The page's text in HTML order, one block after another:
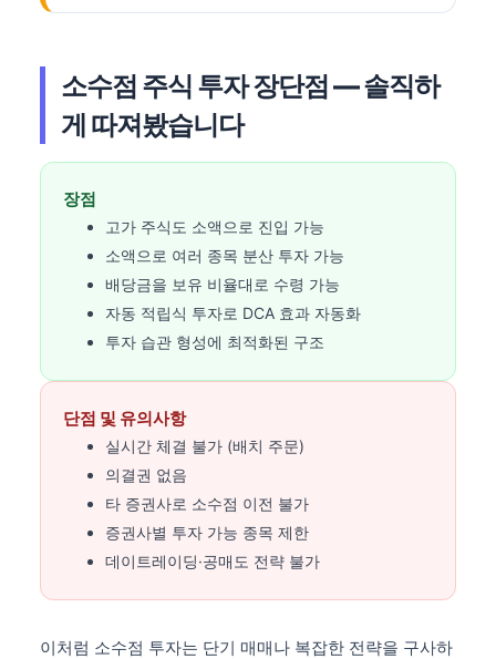
소수점 주식 투자 장단점 — 솔직하
게 따져봤습니다
장점
고가 주식도 소액으로 진입 가능
소액으로 여러 종목 분산 투자 가능
배당금을 보유 비율대로 수령 가능
자동 적립식 투자로 DCA 효과 자동화
투자 습관 형성에 최적화된 구조
단점 및 유의사항
실시간 체결 불가 (배치 주문)
의결권 없음
타 증권사로 소수점 이전 불가
증권사별 투자 가능 종목 제한
데이트레이딩·공매도 전략 불가
이처럼 소수점 투자는 단기 매매나 복잡한 전략을 구사하